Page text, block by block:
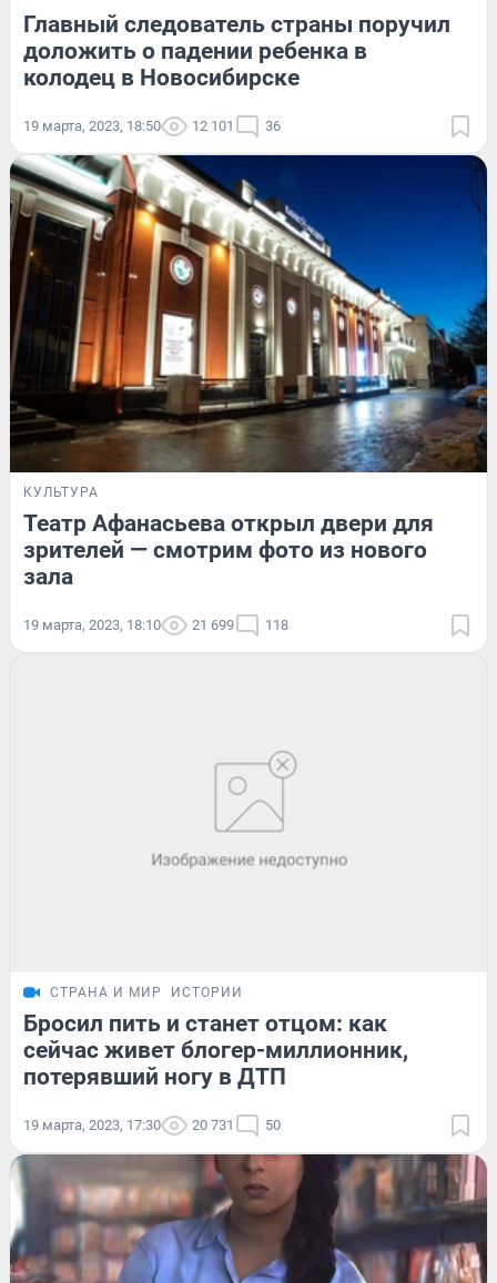
Главный следователь страны поручил
доложить о падении ребенка в
колодец в Новосибирске
19 марта, 2023, 18:50 12 101 36
КУЛЬТУРА
Театр Афанасьева открыл двери для
зрителей — смотрим фото из нового
зала
19 марта, 2023, 18:10 21 699 118
СТРАНА И МИР ИСТОРИИ
Бросил пить и станет отцом: как
сейчас живет блогер-миллионник,
потерявший ногу в ДТП
19 марта, 2023, 17:30 20 731 50